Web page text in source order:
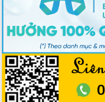
Giai đoạn 2026-2030, Đắk Lắk phấn
đấu có 77% xã đạt chuẩn nông thôn
mới
Chuyển đổi số 'mở đường' cho nông
nghiệp Đắk Lắk tăng trưởng bứt phá
Triển khai đồng bộ đo đạc, lập hồ sơ
địa chính, hoàn thiện cơ sở dữ liệu đất
đai
Ứng dụng sinh trắc học - Bước tiến